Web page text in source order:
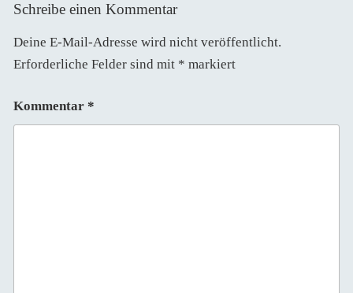
Schreibe einen Kommentar
Deine E-Mail-Adresse wird nicht veröffentlicht.
Erforderliche Felder sind mit * markiert
Kommentar *